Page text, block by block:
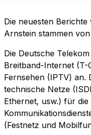
Die neuesten
Arnstein stammen
Die Deutsche
Breitband-Internet (T-
Fernsehen (IPTV) an.
technische Netze
Ethernet, usw.) für
(Festnetz und